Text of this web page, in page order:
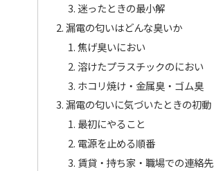
迷ったときの最小解
漏電の匂いはどんな臭いか
焦げ臭いにおい
溶けたプラスチックのにおい
ホコリ焼け・金属臭・ゴム臭
漏電の匂いに気づいたときの初動
最初にやること
電源を止める順番
賃貸・持ち家・職場での連絡先